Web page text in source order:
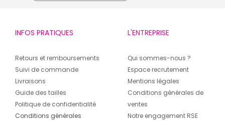
INFOS PRATIQUES
Retours et remboursements
Suivi de commande
Livraisons
Guide des tailles
Politique de confidentialité
Conditions générales
L'ENTREPRISE
Qui sommes-nous ?
Espace recrutement
Mentions légales
Conditions générales de
ventes
Notre engagement RSE